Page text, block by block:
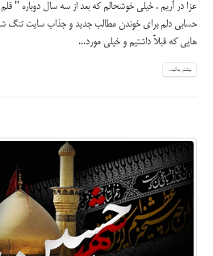
عزا در آریم . خیلی خوشحالم که بعد از سه سال دوباره "
حسابی دلم برای خوندن مطالب جدید و جذاب سایت تنگ
هایی که قبلاً داشتیم و خیلی مورد...
بیشتر بدانید...